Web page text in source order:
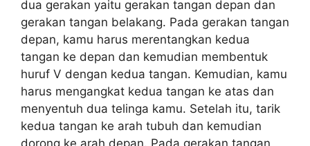
dua gerakan yaitu gerakan tangan depan dan
gerakan tangan belakang. Pada gerakan tangan
depan, kamu harus merentangkan kedua
tangan ke depan dan kemudian membentuk
huruf V dengan kedua tangan. Kemudian, kamu
harus mengangkat kedua tangan ke atas dan
menyentuh dua telinga kamu. Setelah itu, tarik
kedua tangan ke arah tubuh dan kemudian
dorong ke arah depan. Pada gerakan tangan